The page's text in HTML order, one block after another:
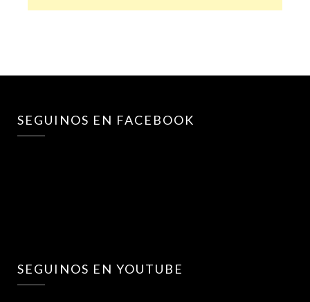
SEGUINOS EN FACEBOOK
SEGUINOS EN YOUTUBE